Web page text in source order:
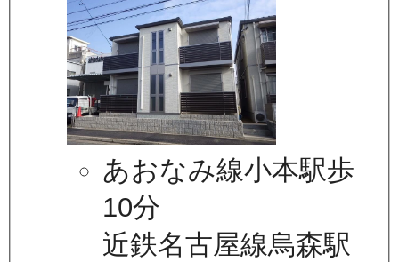
あおなみ線小本駅歩
10分
近鉄名古屋線烏森駅